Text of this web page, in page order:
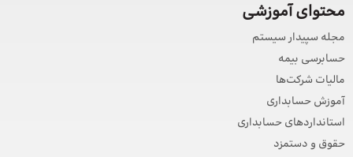
محتوای آموزشی
مجله سپیدار سیستم
حسابرسی بیمه
مالیات شرکت‌ها
آموزش حسابداری
استانداردهای حسابداری
حقوق و دستمزد